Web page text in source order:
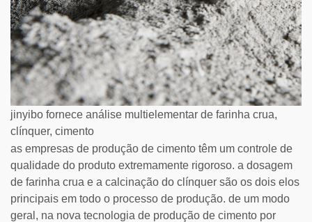
jinyibo fornece análise multielementar de farinha crua,
clínquer, cimento
as empresas de produção de cimento têm um controle de
qualidade do produto extremamente rigoroso. a dosagem
de farinha crua e a calcinação do clínquer são os dois elos
principais em todo o processo de produção. de um modo
geral, na nova tecnologia de produção de cimento por